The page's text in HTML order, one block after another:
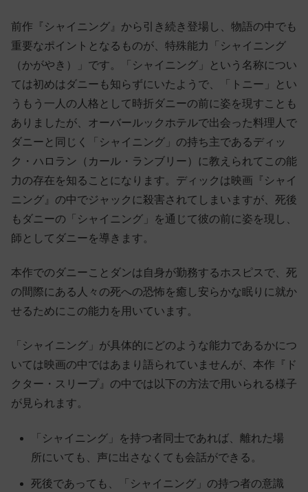
前作『シャイニング』から引き続き登場し、物語の中でも
重要なポイントとなるものが、特殊能力「シャイニング
（かがやき）」です。「シャイニング」という名称につい
ては初めはダニーも知らずにいたようで、「トニー」とい
うもう一人の人格として時折ダニーの前に姿を現すことも
ありましたが、オーバールックホテルで出会った料理人で
ダニーと同じく「シャイニング」の持ち主であるディッ
ク・ハロラン（カール・ランブリー）に教えられてこの能
力の存在を知ることになります。ディックは映画『シャイ
ニング』の中でジャックに殺害されてしまいますが、死後
もダニーの「シャイニング」を通じて彼の前に姿を現し、
師としてダニーを導きます。
本作でのダニーことダンは自身が勤務するホスピスで、死
の間際にある人々の死への恐怖を癒し安らかな眠りに就か
せるためにこの能力を用いています。
「シャイニング」が具体的にどのような能力であるかにつ
いては映画の中ではあまり語られていませんが、本作『ド
クター・スリープ』の中では以下の方法で用いられる様子
が見られます。
「シャイニング」を持つ者同士であれば、離れた場
所にいても、声に出さなくても会話ができる。
死後であっても、「シャイニング」の持つ者の意識